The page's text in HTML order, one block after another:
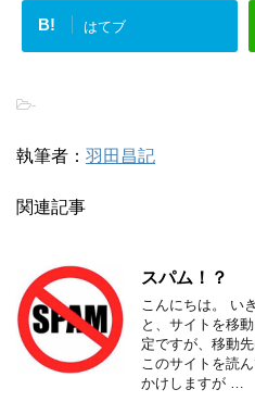
B! はてブ
-
執筆者： 羽田昌記
関連記事
スパム！？
こんにちは。 い
と、サイトを移
定ですが、移動
このサイトを読
かけしますが …